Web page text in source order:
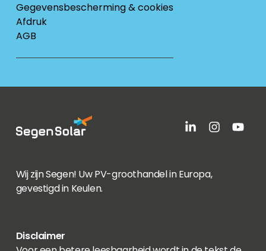
Gegevensbescherming & cookies
Afdruk
AGB
Wij zijn Segen! Uw PV-groothandel in Europa,
gevestigd in Keulen.
Disclaimer